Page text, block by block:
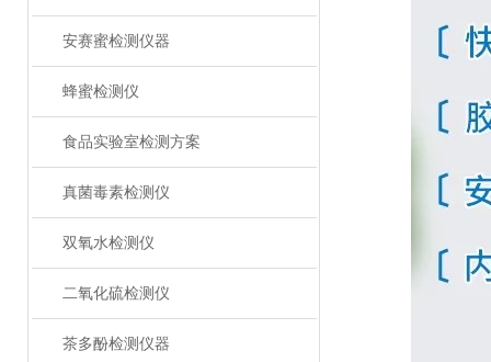
安赛蜜检测仪器
蜂蜜检测仪
食品实验室检测方案
真菌毒素检测仪
双氧水检测仪
二氧化硫检测仪
茶多酚检测仪器